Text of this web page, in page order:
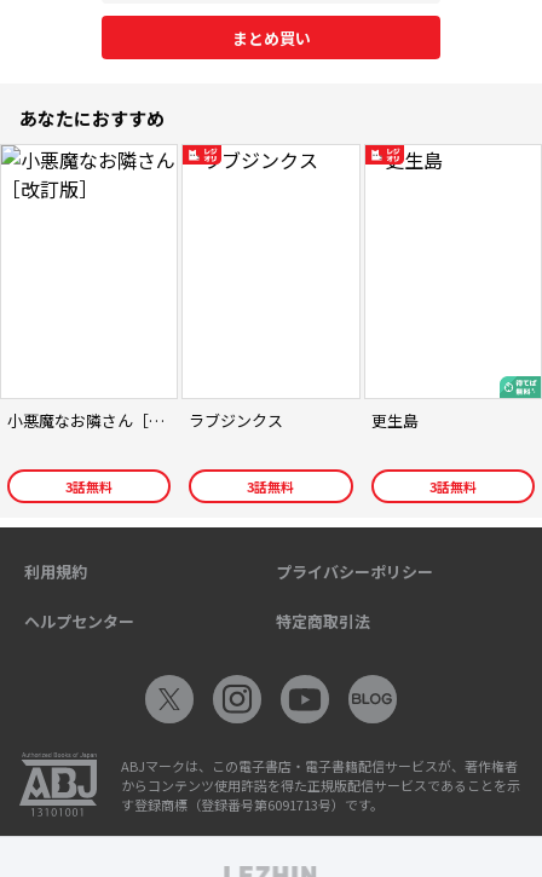
まとめ買い
あなたにおすすめ
小悪魔なお隣さん［改訂版］
3話無料
ラブジンクス
3話無料
更生島
3話無料
利用規約 プライバシーポリシー
ヘルプセンター 特定商取引法
ABJマークは、この電子書店・電子書籍配信サービスが、著作権者
からコンテンツ使用許諾を得た正規版配信サービスであることを示
す登録商標（登録番号第6091713号）です。